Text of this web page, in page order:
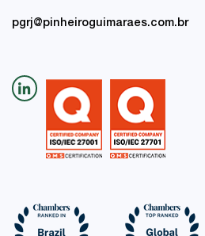
pgrj@pinheiroguimaraes.com.br